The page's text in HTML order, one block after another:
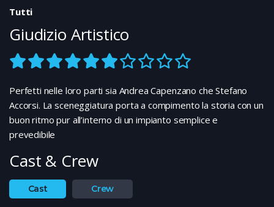
Tutti
Giudizio Artistico
Perfetti nelle loro parti sia Andrea Capenzano che Stefano
Accorsi. La sceneggiatura porta a compimento la storia con un
buon ritmo pur all’interno di un impianto semplice e
prevedibile
Cast & Crew
Cast Crew